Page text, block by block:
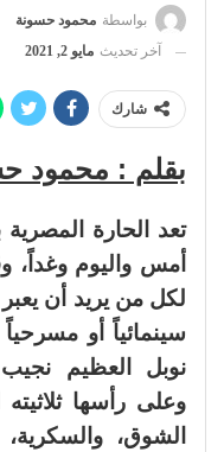
بواسطة محمود حسونة
آخر تحديث مايو 2, 2021
شارك
بقلم : محمود
تعد الحارة المصرية
أمس واليوم
لكل من يريد أن
سينمائياً أو
نوبل العظيم
وعلى رأسها
الشوق،